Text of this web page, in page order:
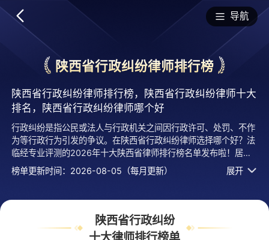
导航
陕西省行政纠纷律师排行榜
陕西省行政纠纷律师排行榜，陕西省行政纠纷律师十大
排名，陕西省行政纠纷律师哪个好
行政纠纷是指公民或法人与行政机关之间因行政许可、处罚、不作
为等行政行为引发的争议。在陕西省行政纠纷律师选择哪个好？法
临经专业评测的2026年十大陕西省律师排行榜名单发布啦！居前
十的有：陕西法智律师事务所的令秀律师、陕西泽诚律师事务所的
杨勇律师、陕西哲勤律师事务所的刘瑶律师等，上榜律师陕西省行
度高、服务评价较高等综合有实力活跃度高的专业执业律师，排名
不分先后，仅供借鉴参考，想知道陕西省哪个行政纠纷律师好？您
可以多比较，选择自己满意且合适案情的，也可以直接免费提问咨
榜单更新时间：2026-08-05（每月更新） 展开
陕西省行政纠纷
十大律师排行榜单